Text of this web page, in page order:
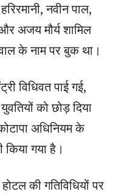
नवीन पाल,
अजय मौर्य शामिल
के नाम पर बुक था।
विधिवत पाई गई,
को छोड़ दिया
अधिनियम के
किया गया है।
की गतिविधियों पर